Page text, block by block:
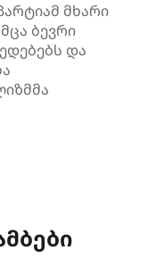
მხარი
ბევრი
და